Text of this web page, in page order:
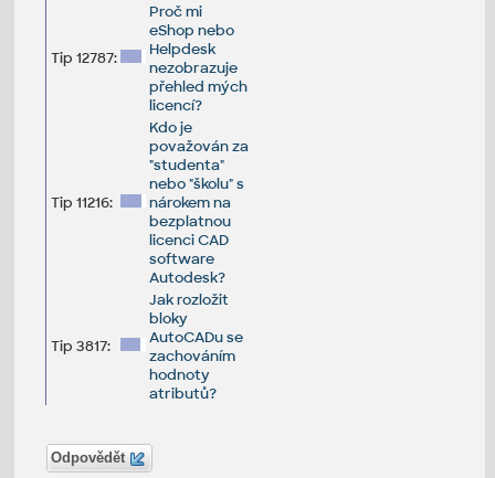
Tip 12787:
Proč mi
eShop nebo
Helpdesk
nezobrazuje
přehled mých
licencí?
Tip 11216:
Kdo je
považován za
"studenta"
nebo "školu" s
nárokem na
bezplatnou
licenci CAD
software
Autodesk?
Tip 3817:
Jak rozložit
bloky
AutoCADu se
zachováním
hodnoty
atributů?
Odpovědět